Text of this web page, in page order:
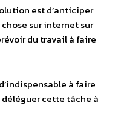
est d’anticiper
sur internet sur
du travail à faire
à faire
cette tâche à